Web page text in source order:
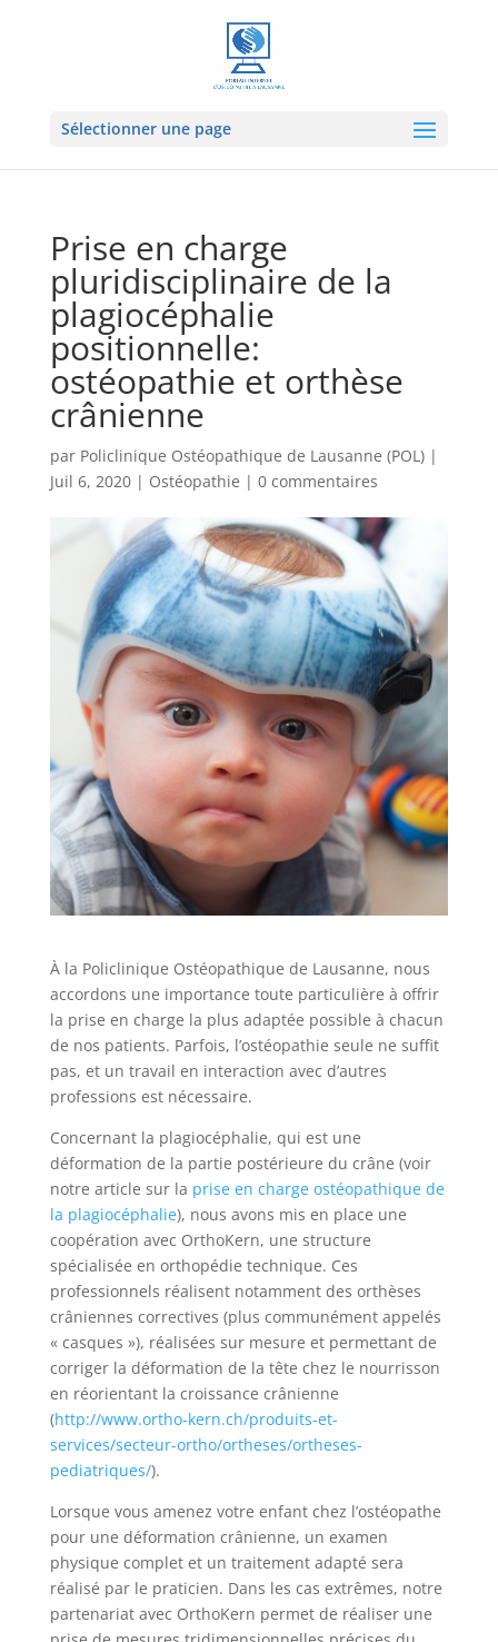
Sélectionner une page
Prise en charge
pluridisciplinaire de la
plagiocéphalie
positionnelle:
ostéopathie et orthèse
crânienne
par Policlinique Ostéopathique de Lausanne (POL)|
Juil 6, 2020| Ostéopathie | 0 commentaires
À la Policlinique Ostéopathique de Lausanne, nous
accordons une importance toute particulière à offrir
la prise en charge la plus adaptée possible à chacun
de nos patients. Parfois, l’ostéopathie seule ne suffit
pas, et un travail en interaction avec d’autres
professions est nécessaire.
Concernant la plagiocéphalie, qui est une
déformation de la partie postérieure du crâne (voir
notre article sur la prise en charge ostéopathique de
la plagiocéphalie), nous avons mis en place une
coopération avec OrthoKern, une structure
spécialisée en orthopédie technique. Ces
professionnels réalisent notamment des orthèses
crâniennes correctives (plus communément appelés
« casques »), réalisées sur mesure et permettant de
corriger la déformation de la tête chez le nourrisson
en réorientant la croissance crânienne
(http://www.ortho-kern.ch/produits-et-
services/secteur-ortho/ortheses/ortheses-
pediatriques/).
Lorsque vous amenez votre enfant chez l’ostéopathe
pour une déformation crânienne, un examen
physique complet et un traitement adapté sera
réalisé par le praticien. Dans les cas extrêmes, notre
partenariat avec OrthoKern permet de réaliser une